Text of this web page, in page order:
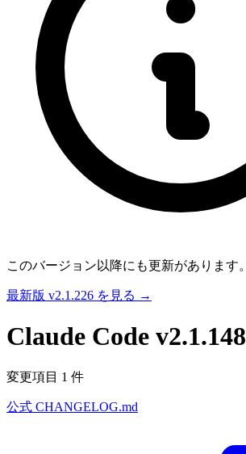
このバージョン以降にも更新があります。
最新版 v2.1.226 を見る →
Claude Code v2.1.148
変更項目 1 件
公式 CHANGELOG.md